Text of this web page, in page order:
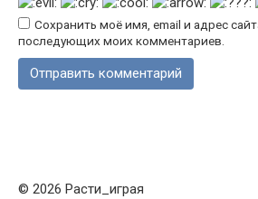
Сохранить моё имя, email и адрес
последующих моих комментариев.
© 2026 Расти_играя